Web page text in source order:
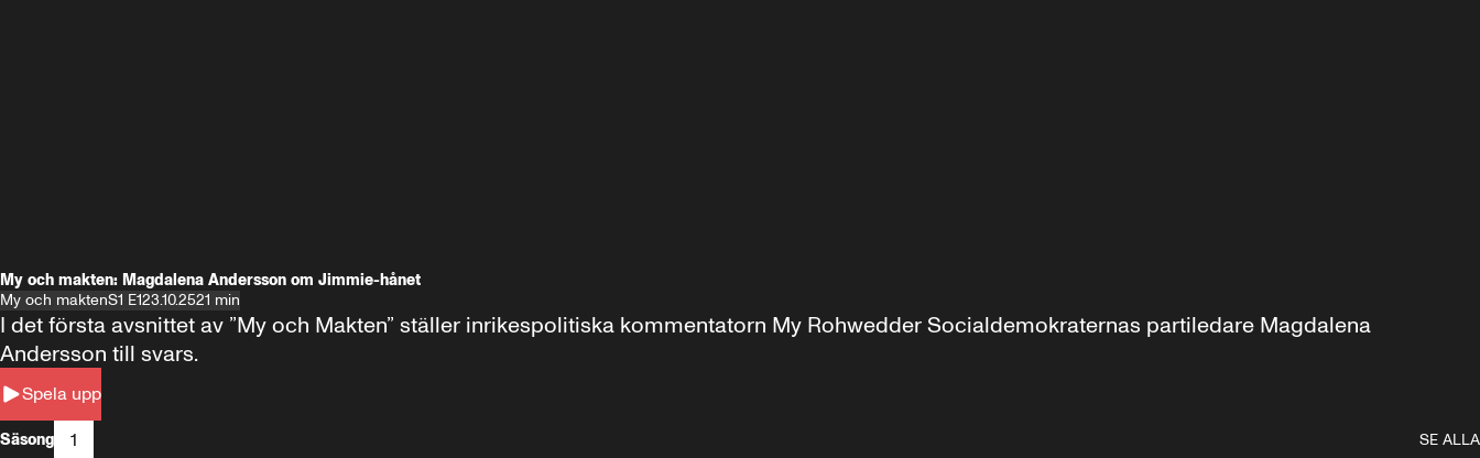
My och makten: Magdalena Andersson om Jimmie-hånet
My och maktenS1 E123.10.2521 min
Spela upp
I det första avsnittet av ”My och Makten” ställer inrikespolitiska kommentatorn My Rohwedder Socialdemokraternas partiledare Magdalena
Andersson till svars.
Säsong 1
SE ALLA